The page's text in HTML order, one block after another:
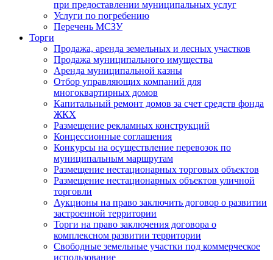
при предоставлении муниципальных услуг
Услуги по погребению
Перечень МСЗУ
Торги
Продажа, аренда земельных и лесных участков
Продажа муниципального имущества
Аренда муниципальной казны
Отбор управляющих компаний для
многоквартирных домов
Капитальный ремонт домов за счет средств фонда
ЖКХ
Размещение рекламных конструкций
Концессионные соглашения
Конкурсы на осуществление перевозок по
муниципальным маршрутам
Размещение нестационарных торговых объектов
Размещение нестационарных объектов уличной
торговли
Аукционы на право заключить договор о развитии
застроенной территории
Торги на право заключения договора о
комплексном развитии территории
Свободные земельные участки под коммерческое
использование